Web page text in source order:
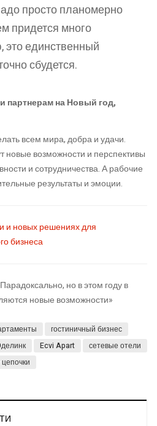
просто планомерно
придется много
это единственный
сбудется.
партнерам на Новый год,
всем мира, добра и удачи.
новые возможности и перспективы
и сотрудничества. А рабочие
результаты и эмоции.
и новых решениях для
бизнеса
но в этом году в
новые возможности»
гостиничный бизнес
Ecvi Apart
сетевые отели